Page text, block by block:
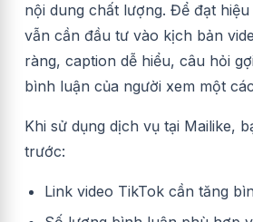
nội dung chất lượng. Để đạt
vẫn cần đầu tư vào kịch bản
ràng, caption dễ hiểu, câu hỏi
bình luận của người xem một
Khi sử dụng dịch vụ tại Mailike,
trước:
Link video TikTok cần tăng